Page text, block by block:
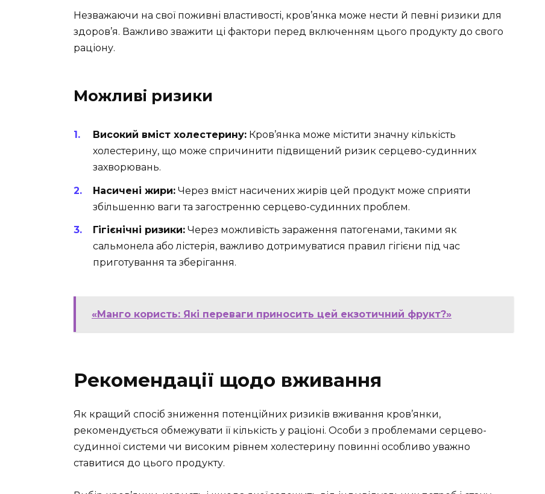
Незважаючи на свої поживні властивості, кров’янка може нести й певні ризики для
здоров’я. Важливо зважити ці фактори перед включенням цього продукту до свого
раціону.
Можливі ризики
Високий вміст холестерину: Кров’янка може містити значну кількість
холестерину, що може спричинити підвищений ризик серцево-судинних
захворювань.
Насичені жири: Через вміст насичених жирів цей продукт може сприяти
збільшенню ваги та загостренню серцево-судинних проблем.
Гігієнічні ризики: Через можливість зараження патогенами, такими як
сальмонела або лістерія, важливо дотримуватися правил гігієни під час
приготування та зберігання.
«Манго користь: Які переваги приносить цей екзотичний фрукт?»
Рекомендації щодо вживання
Як кращий спосіб зниження потенційних ризиків вживання кров’янки,
рекомендується обмежувати її кількість у раціоні. Особи з проблемами серцево-
судинної системи чи високим рівнем холестерину повинні особливо уважно
ставитися до цього продукту.